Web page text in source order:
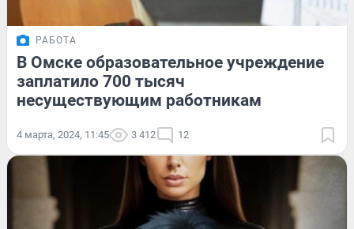
РАБОТА
В Омске образовательное учреждение
заплатило 700 тысяч
несуществующим работникам
4 марта, 2024, 11:45 3 412 12